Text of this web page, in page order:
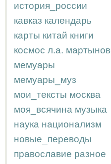
история_россии
кавказ календарь
карты китай книги
космос л.а. мартынов
мемуары
мемуары_муз
мои_тексты москва
моя_всячина музыка
наука национализм
новые_переводы
православие разное